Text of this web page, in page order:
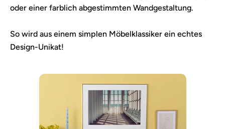
oder einer farblich abgestimmten Wandgestaltung.
So wird aus einem simplen Möbelklassiker ein echtes
Design-Unikat!